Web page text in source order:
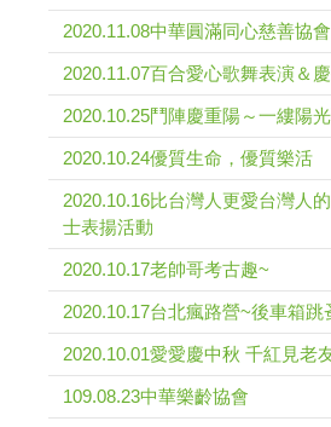
2020.11.08中華圓滿同心慈善協會
2020.11.07百合愛心歌舞表演＆
2020.10.25鬥陣慶重陽～一縷陽
2020.10.24優質生命，優質樂活
2020.10.16比台灣人更愛台灣人
士表揚活動
2020.10.17老帥哥考古趣~
2020.10.17台北瘋路營~後車箱跳
2020.10.01愛愛慶中秋 千紅見老
109.08.23中華樂齡協會